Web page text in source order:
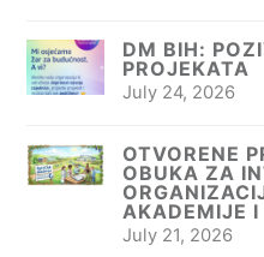
DM BIH:
PROJEKATA
July 24, 2026
OTVORENE
OBUKA ZA
AKADEMIJE
July 21, 2026